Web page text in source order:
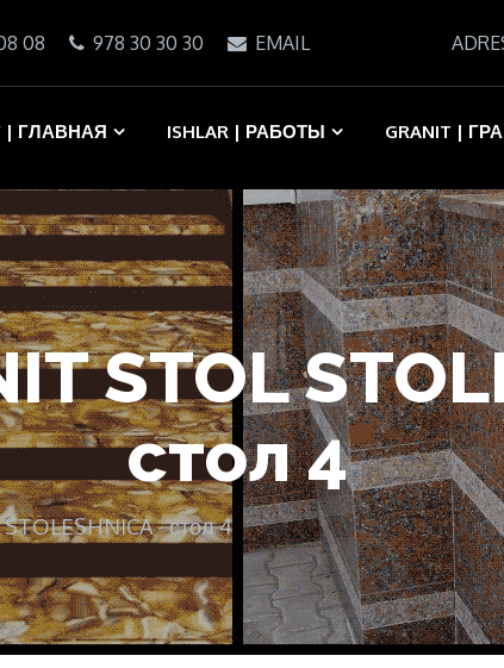
08 978 30 30 30 EMAIL
| ГЛАВНАЯ ISHLAR | РАБОТЫ GRANIT |
STOL
стол 4
- стол 4